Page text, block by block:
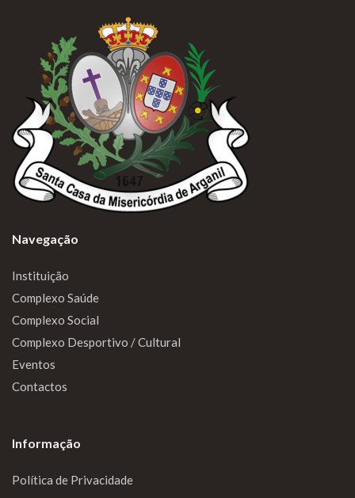
Navegação
Instituição
Complexo Saúde
Complexo Social
Complexo Desportivo / Cultural
Eventos
Contactos
Informação
Política de Privacidade